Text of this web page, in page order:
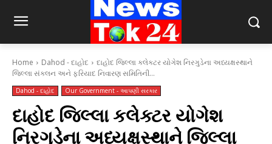
Home Dahod - દાહોદ
દાહોદ જિલ્લા કલેક્ટર યોગેશ નિરગુડેના અધ્યક્ષસ્થાને
જિલ્લા સંકલન અને ફરિયાદ નિવારણ સમિતિની...
Dahod - દાહોદ Our Government - આપણી સરકાર
દાહોદ જિલ્લા કલેક્ટર યોગેશ
નિરગુડેના અધ્યક્ષસ્થાને જિલ્લા